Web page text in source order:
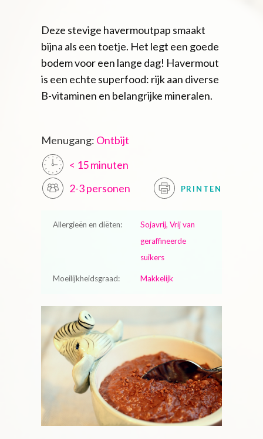
Deze stevige havermoutpap smaakt
bijna als een toetje. Het legt een goede
bodem voor een lange dag! Havermout
is een echte superfood: rijk aan diverse
B-vitaminen en belangrijke mineralen.
Menugang: Ontbijt
< 15 minuten
2-3 personen
PRINTEN
Allergieën en diëten:
Sojavrij, Vrij van
geraffineerde
suikers
Moeilijkheidsgraad: Makkelijk